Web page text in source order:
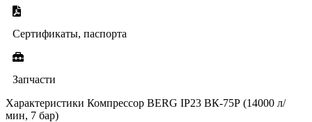
Сертификаты, паспорта
Запчасти
Характеристики Компрессор BERG IP23 ВК-75Р (14000 л/
мин, 7 бар)